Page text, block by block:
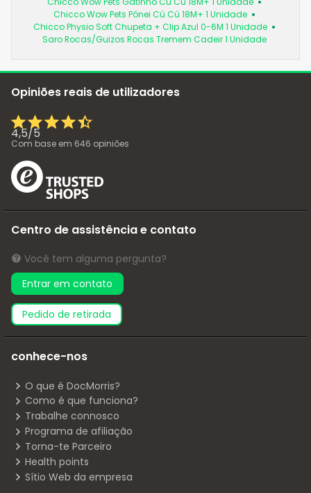
Chicco Wow Pets Pónei Cú Cú 18M+ 1 Unidade
Chicco Physio Soft Chupeta + Clip Azul 0-6M 1 Unidade
Saro Rocas/Guizos Rocas Tremem Cadeir 1 Unidade
Opiniões reais de utilizadores
4,5/5
Com base em 646 opiniões
Centro de assistência e contato
Você tem alguma pergunta?
Entrar em contato
pedido de retirada
conhece-nos
O que é DocMorris?
Como é que funciona?
Trabalhe connosco
Programa de afiliação
Torna-te Parceiro
Health points
Sítio Web da empresa